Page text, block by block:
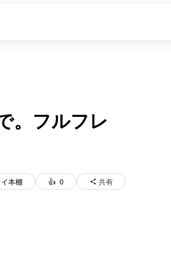
。フルフレ
本棚 0 共有